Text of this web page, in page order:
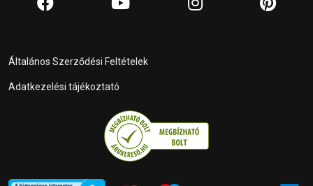
Általános Szerződési Feltételek
Adatkezelési tájékoztató